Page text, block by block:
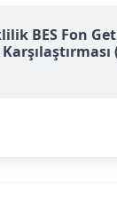
BES Fon